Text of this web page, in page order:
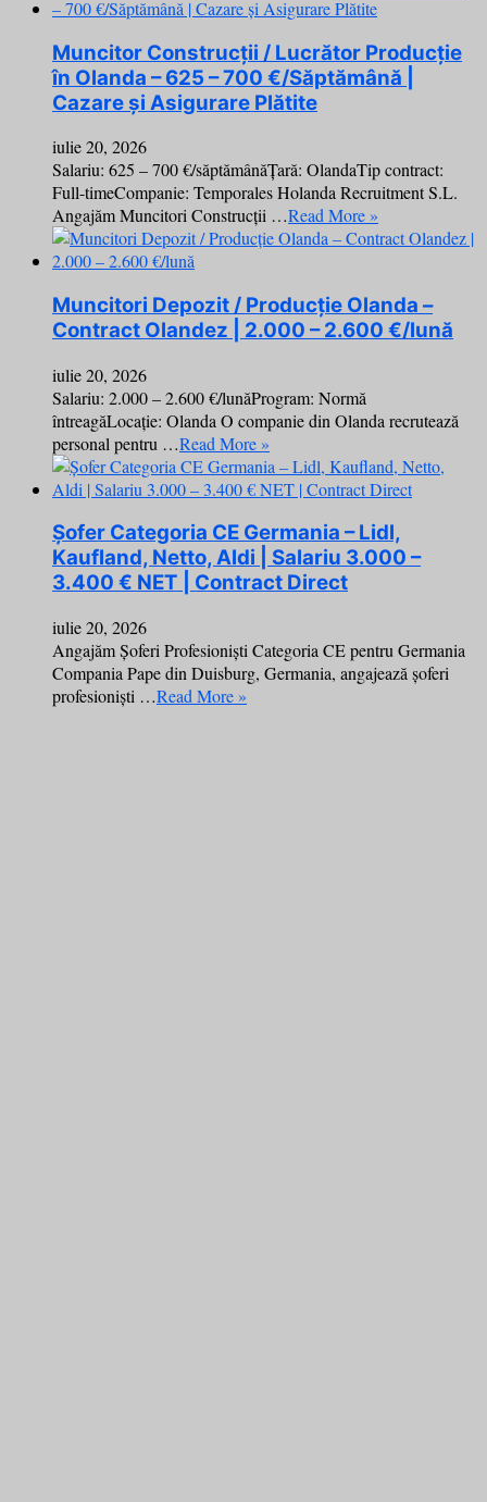
Muncitor Construcții / Lucrător Producție
în Olanda – 625 – 700 €/Săptămână |
Cazare și Asigurare Plătite
iulie 20, 2026
Salariu: 625 – 700 €/săptămânăȚară: OlandaTip contract:
Full-timeCompanie: Temporales Holanda Recruitment S.L.
Angajăm Muncitori Construcții …Read More »
Muncitori Depozit / Producție Olanda –
Contract Olandez | 2.000 – 2.600 €/lună
iulie 20, 2026
Salariu: 2.000 – 2.600 €/lunăProgram: Normă
întreagăLocație: Olanda O companie din Olanda recrutează
personal pentru …Read More »
Șofer Categoria CE Germania – Lidl,
Kaufland, Netto, Aldi | Salariu 3.000 –
3.400 € NET | Contract Direct
iulie 20, 2026
Angajăm Șoferi Profesioniști Categoria CE pentru Germania
Compania Pape din Duisburg, Germania, angajează șoferi
profesioniști …Read More »